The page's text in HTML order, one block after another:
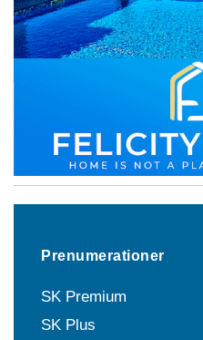
Prenumerationer
SK Premium
SK Plus